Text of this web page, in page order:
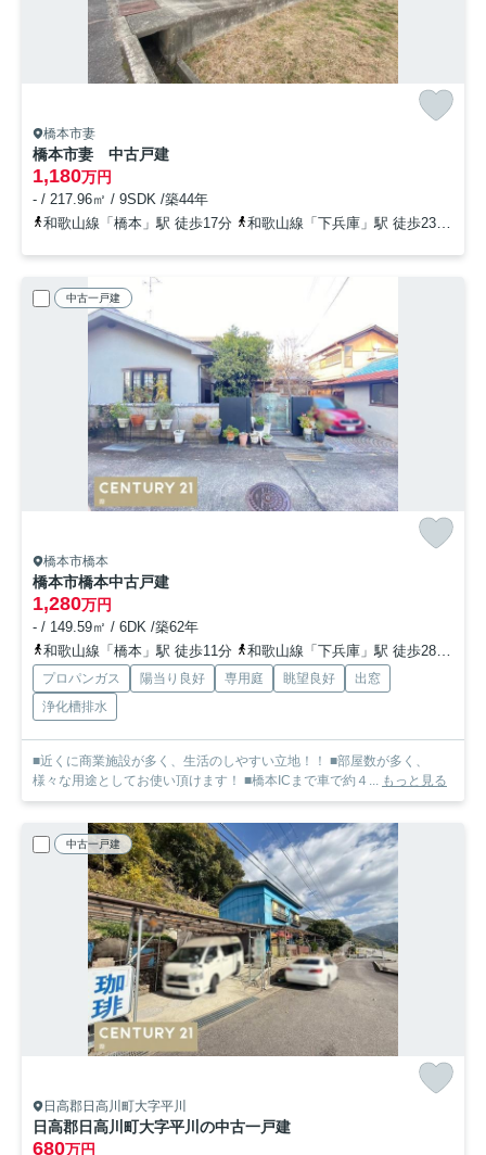
橋本市妻
橋本市妻 中古戸建
1,180万円
- / 217.96㎡ / 9SDK /築44年
和歌山線「橋本」駅 徒歩17分
和歌山線「下兵庫」駅 徒歩23分
中古一戸建
橋本市橋本
橋本市橋本中古戸建
1,280万円
- / 149.59㎡ / 6DK /築62年
和歌山線「橋本」駅 徒歩11分
和歌山線「下兵庫」駅 徒歩28分
プロパンガス 陽当り良好 専用庭 眺望良好
出窓
浄化槽排水
■近くに商業施設が多く、生活のしやすい立地！！ ■部屋数が多く、
様々な用途としてお使い頂けます！ ■橋本ICまで車で約４...
もっと見る
中古一戸建
日高郡日高川町大字平川
日高郡日高川町大字平川の中古一戸建
680万円